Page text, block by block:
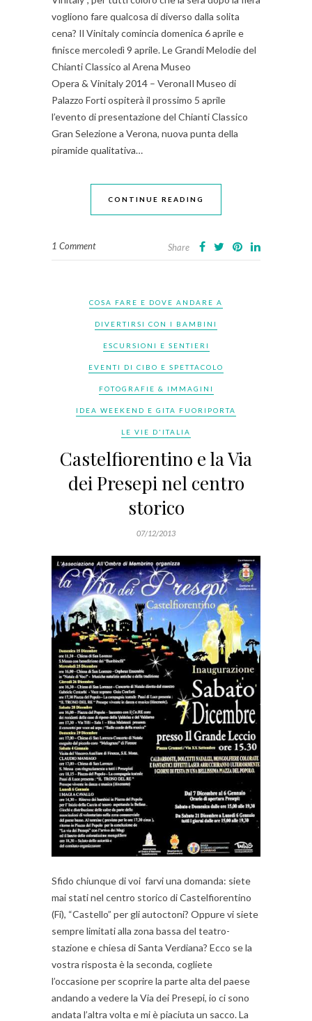
vogliono fare qualcosa di diverso dalla solita
cena? Il Vinitaly comincia domenica 6 aprile e
finisce mercoledì 9 aprile. Le Grandi Melodie del
Chianti Classico al Arena Museo
Opera & Vinitaly 2014 – VeronaIl Museo di
Palazzo Forti ospiterà il prossimo 5 aprile
l’evento di presentazione del Chianti Classico
Gran Selezione a Verona, nuova punta della
piramide qualitativa…
CONTINUE READING
1 Comment Share
COSA FARE E DOVE ANDARE A
DIVERTIRSI CON I BAMBINI
ESCURSIONI E SENTIERI
EVENTI DI CIBO E SPETTACOLO
FOTOGRAFIE & IMMAGINI
IDEA WEEKEND E GITA FUORIPORTA
LE VIE D'ITALIA
Castelfiorentino e la Via
dei Presepi nel centro
storico
07/12/2013
Sfido chiunque di voi farvi una domanda: siete
mai stati nel centro storico di Castelfiorentino
(Fi), “Castello” per gli autoctoni? Oppure vi siete
sempre limitati alla zona bassa del teatro-
stazione e chiesa di Santa Verdiana? Ecco se la
vostra risposta è la seconda, cogliete
l’occasione per scoprire la parte alta del paese
andando a vedere la Via dei Presepi, io ci sono
andata l’altra volta e mi è piaciuta un sacco. La